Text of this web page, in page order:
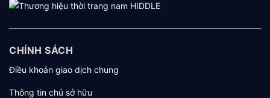
CHÍNH SÁCH
Điều khoản giao dịch chung
Thông tin chủ sở hữu